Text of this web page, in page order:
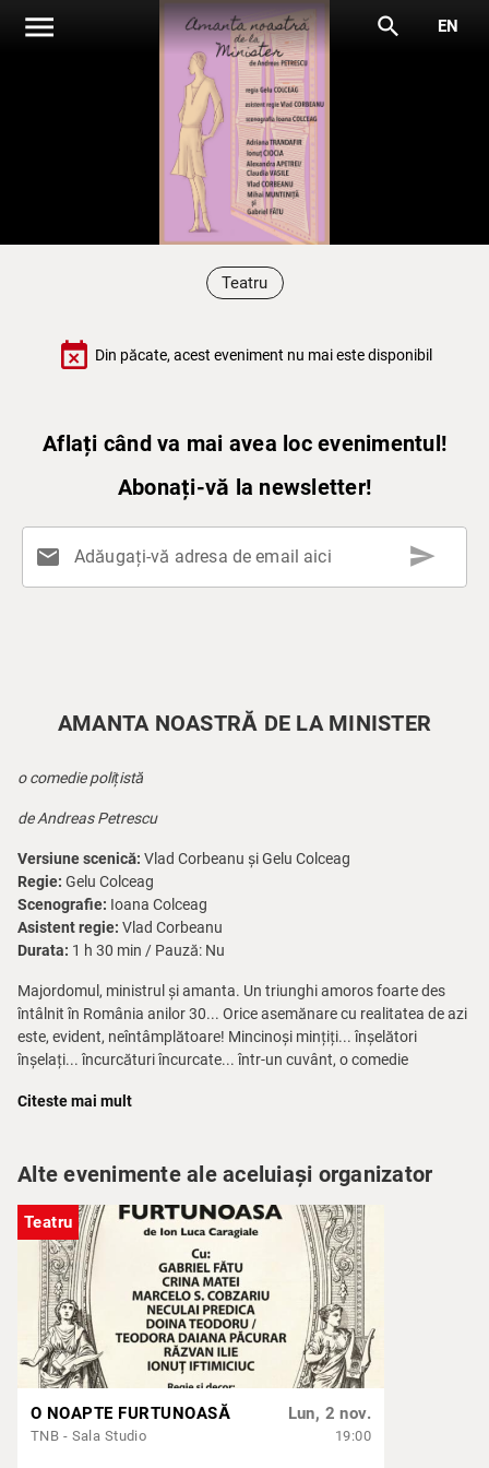
menu search EN
Teatru
event_busy Din păcate, acest eveniment nu mai este disponibil
Aflați când va mai avea loc evenimentul!
Abonați-vă la newsletter!
mail Adăugați-vă adresa de email aici send
AMANTA NOASTRĂ DE LA MINISTER
o comedie polițistă
de Andreas Petrescu
Versiune scenică: Vlad Corbeanu și Gelu Colceag
Regie: Gelu Colceag
Scenografie: Ioana Colceag
Asistent regie: Vlad Corbeanu
Durata: 1 h 30 min / Pauză: Nu
Majordomul, ministrul și amanta. Un triunghi amoros foarte des
întâlnit în România anilor 30... Orice asemănare cu realitatea de azi
este, evident, neîntâmplătoare! Mincinoși mințiți... înșelători
înșelați... încurcături încurcate... într-un cuvânt, o comedie
Ministrului Iorgu Vasiliu. Cu decizii nebunești motivate de
dragostea oarbă, cu suspans determinat de amenințări cu moarte
și cu un Inspector de poliție, care intervine la momentul potrivit
pentru a încerca să dezlege un mister, nu mai e nevoie decât de un
Nebun, pentru ca
Amanta noastră de la Ministersă devină și o
comedie polițistă, plină de umor.
Distribuție:
Adriana Trandafir, Ion Ionuț Ciocia, Alexandra Apetrei /
Maria-Claudia Vasile, Vlad Corbeanu, Mihai Munteniță, Gabriel Fătu
Citeste mai mult
Alte evenimente ale aceluiași organizator
Teatru
O NOAPTE FURTUNOASĂ
TNB - Sala Studio
Lun, 2 nov.
19:00